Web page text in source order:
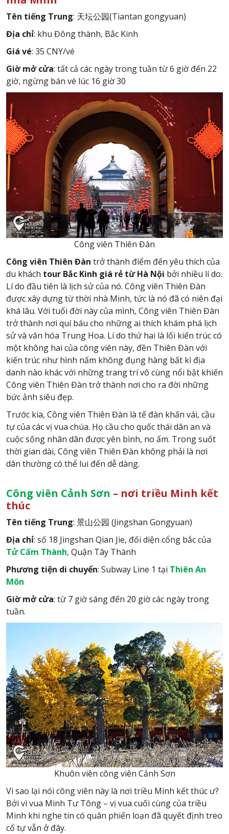
Tên tiếng Trung: 天坛公园(Tiantan gongyuan)
Địa chỉ: khu Đông thành, Bắc Kinh
Giá vé: 35 CNY/vé
Giờ mở cửa: tất cả các ngày trong tuần từ 6 giờ đến 22
giờ, ngừng bán vé lúc 16 giờ 30
Công viên Thiên Đàn
Công viên Thiên Đàn trở thành điểm đến yêu thích của
du khách tour Bắc Kinh giá rẻ từ Hà Nội bởi nhiều lí do.
Lí do đầu tiên là lịch sử của nó. Công viên Thiên Đàn
được xây dựng từ thời nhà Minh, tức là nó đã có niên đại
khá lâu. Với tuổi đời này của mình, Công viên Thiên Đàn
trở thành nơi quí báu cho những ai thích khám phá lịch
sử và văn hóa Trung Hoa. Lí do thứ hai là lối kiến trúc có
một không hai của công viên này, đền Thiên Đàn với
kiến trúc như hình nấm không đụng hàng bất kì địa
danh nào khác với những trang trí vô cùng nổi bật khiến
Công viên Thiên Đàn trở thành nơi cho ra đời những
bức ảnh siêu đẹp.
Trước kia, Công viên Thiên Đàn là tế đàn khấn vái, cầu
tự của các vị vua chúa. Họ cầu cho quốc thái dân an và
cuộc sống nhân dân được yên bình, no ấm. Trong suốt
thời gian dài, Công viên Thiên Đàn không phải là nơi
dân thường có thể lui đến dễ dàng.
Công viên Cảnh Sơn – nơi triều Minh kết
thúc
Tên tiếng Trung: 景山公园 (Jingshan Gongyuan)
Địa chỉ: số 18 Jingshan Qian Jie, đối diện cổng bắc của
Tử Cấm Thành, Quận Tây Thành
Phương tiện di chuyển: Subway Line 1 tại Thiên An
Môn
Giờ mở cửa: từ 7 giờ sáng đến 20 giờ các ngày trong
tuần.
Khuôn viên công viên Cảnh Sơn
Vì sao lại nói công viên này là nơi triều Minh kết thúc ư?
Bởi vì vua Minh Tư Tông – vị vua cuối cùng của triều
Minh khi nghe tin có quân phiến loạn đã quyết định treo
cổ tự vẫn ở đây.